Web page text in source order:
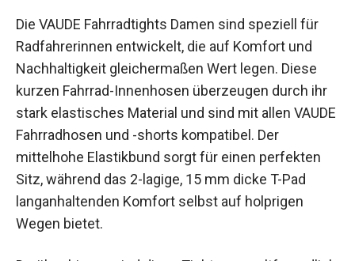
Die VAUDE Fahrradtights Damen sind speziell für
Radfahrerinnen entwickelt, die auf Komfort und
Nachhaltigkeit gleichermaßen Wert legen. Diese
kurzen Fahrrad-Innenhosen überzeugen durch ihr
stark elastisches Material und sind mit allen
VAUDE Fahrradhosen und -shorts kompatibel. Der
mittelhohe Elastikbund sorgt für einen perfekten
Sitz, während das 2-lagige, 15 mm dicke T-Pad
langanhaltenden Komfort selbst auf holprigen
Wegen bietet.